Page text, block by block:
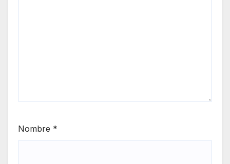
Nombre *